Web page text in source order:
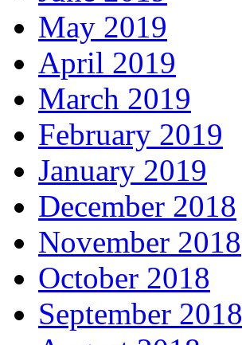
May 2019
April 2019
March 2019
February 2019
January 2019
December 2018
November 2018
October 2018
September 2018